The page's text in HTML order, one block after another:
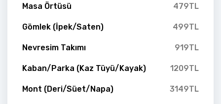
Masa Örtüsü 479TL
Gömlek (İpek/Saten) 499TL
Nevresim Takımı 919TL
Kaban/Parka (Kaz Tüyü/Kayak) 1209TL
Mont (Deri/Süet/Napa) 3149TL